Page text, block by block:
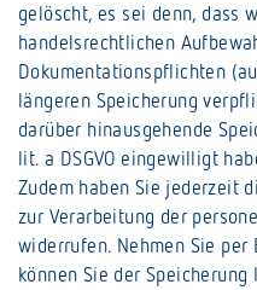
gelöscht, es sei denn, dass
handelsrechtlichen
Dokumentationspflichten
längeren Speicherung
darüber hinausgehende
lit. a DSGVO eingewilligt
Zudem haben Sie jederzeit
zur Verarbeitung der
widerrufen. Nehmen Sie
können Sie der